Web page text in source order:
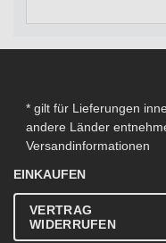
* gilt für Lieferungen
andere Länder
Versandinformationen
EINKAUFEN
VERTRAG
WIDERRUFEN